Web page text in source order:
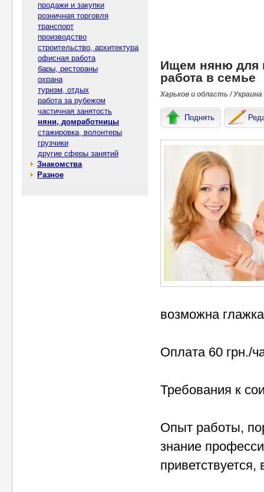
продажи и закупки
розничная торговля
транспорт
производство
строительство, архитектура
офисная работа
бары, рестораны
охрана
туризм, отдых
работа за рубежом
частичная занятость
няни, домработницы
стажировка, волонтеры
грузчики
другие сферы занятий
Знакомства
Разное
Ищем няню для
работа в семье
Харьков и область / Украина
Поднять
возможна
Оплата 60 грн./
Требования к
Опыт работы,
знание